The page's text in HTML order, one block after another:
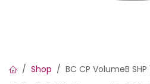
Shop BC CP VolumeB